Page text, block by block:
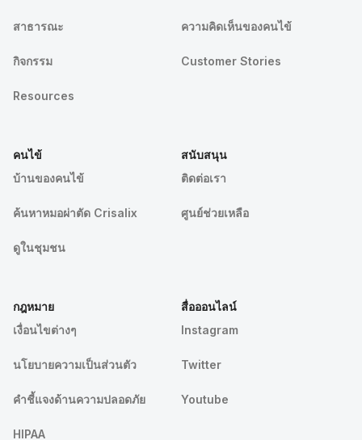
สาธารณะ
กิจกรรม
Resources
ความคิดเห็นของคนไข้
Customer Stories
คนไข้
บ้านของคนไข้
ค้นหาหมอผ่าตัด Crisalix
ดูในชุมชน
สนับสนุน
ติดต่อเรา
ศูนย์ช่วยเหลือ
กฎหมาย
เงื่อนไขต่างๆ
นโยบายความเป็นส่วนตัว
คําชี้แจงด้านความปลอดภัย
HIPAA
สื่อออนไลน์
Instagram
Twitter
Youtube